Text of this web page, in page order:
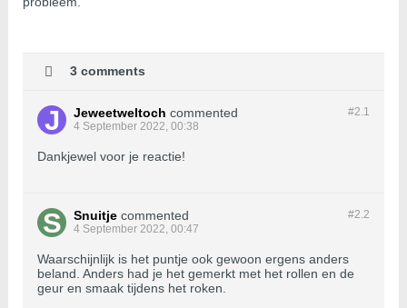
3 comments
#2.1
Jeweetweltoch commented
4 September 2022, 00:38
Dankjewel voor je reactie!
#2.2
Snuitje commented
4 September 2022, 00:47
Waarschijnlijk is het puntje ook gewoon ergens anders
beland. Anders had je het gemerkt met het rollen en de
geur en smaak tijdens het roken.